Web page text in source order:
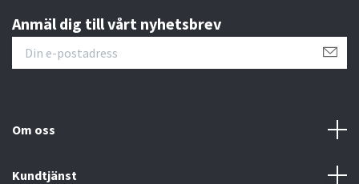
Anmäl dig till vårt nyhetsbrev
Om oss
Kundtjänst